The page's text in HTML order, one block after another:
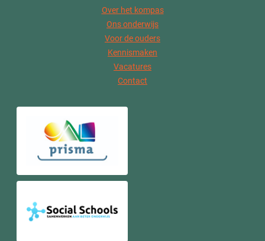
Over het kompas
Ons onderwijs
Voor de ouders
Kennismaken
Vacatures
Contact